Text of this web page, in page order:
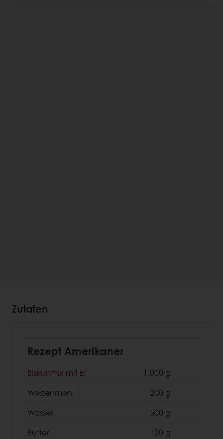
Zutaten
Rezept Amerikaner
Biskuitmix mit Ei
1.000 g
Weizenmehl
200 g
Wasser
500 g
Butter
120 g